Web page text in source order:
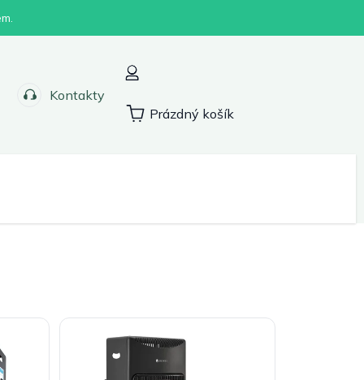
Kontakty
Nákupní
Prázdný košík